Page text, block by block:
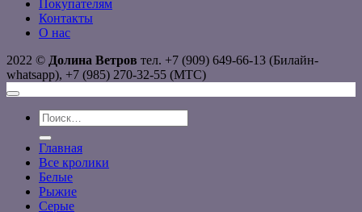
Покупателям
Контакты
О нас
2022 © Долина Ветров тел. +7 (909) 649-66-13 (Билайн-
whatsapp), +7 (985) 270-32-55 (МТС)
Искать:
Главная
Все кролики
Белые
Рыжие
Серые